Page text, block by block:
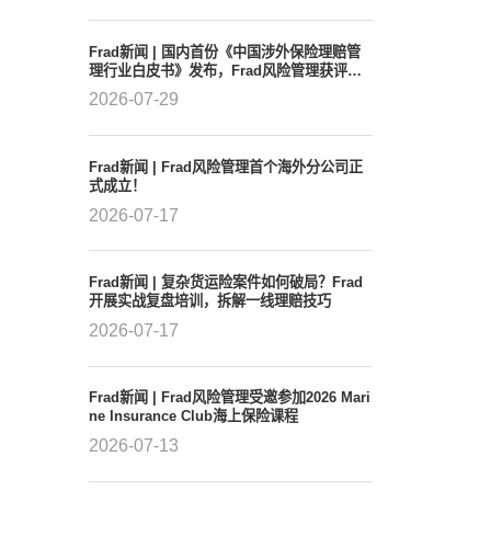
Frad新闻 | 国内首份《中国涉外保险理赔管
理行业白皮书》发布，Frad风险管理获评行
业领军者
2026-07-29
Frad新闻 | Frad风险管理首个海外分公司正
式成立！
2026-07-17
Frad新闻 | 复杂货运险案件如何破局？Frad
开展实战复盘培训，拆解一线理赔技巧
2026-07-17
Frad新闻 | Frad风险管理受邀参加2026 Mari
ne Insurance Club海上保险课程
2026-07-13